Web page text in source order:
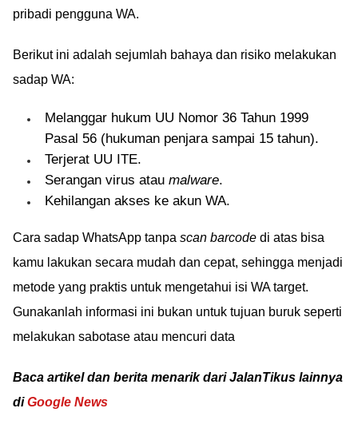
pribadi pengguna WA.
Berikut ini adalah sejumlah bahaya dan risiko melakukan
sadap WA:
Melanggar hukum UU Nomor 36 Tahun 1999
Pasal 56 (hukuman penjara sampai 15 tahun).
Terjerat UU ITE.
Serangan virus atau malware.
Kehilangan akses ke akun WA.
Cara sadap WhatsApp tanpa scan barcode di atas bisa
kamu lakukan secara mudah dan cepat, sehingga menjadi
metode yang praktis untuk mengetahui isi WA target.
Gunakanlah informasi ini bukan untuk tujuan buruk seperti
melakukan sabotase atau mencuri data
Baca artikel dan berita menarik dari JalanTikus lainnya
diGoogle News